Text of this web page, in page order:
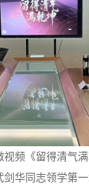
频《留得清气
华同志领学第